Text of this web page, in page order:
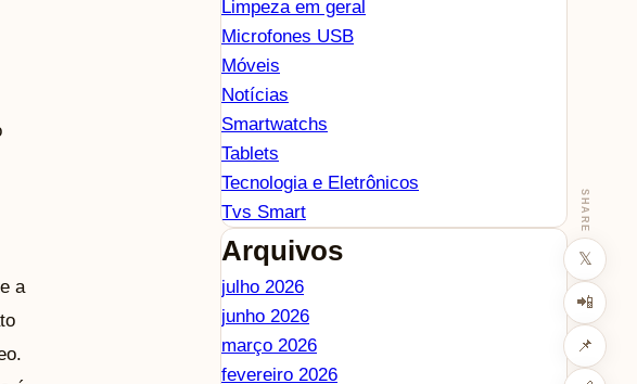
SHARE
𝕏
📲
📌
a
Limpeza em geral
Microfones USB
Móveis
Notícias
Smartwatchs
Tablets
Tecnologia e Eletrônicos
Tvs Smart
Arquivos
julho 2026
junho 2026
março 2026
fevereiro 2026